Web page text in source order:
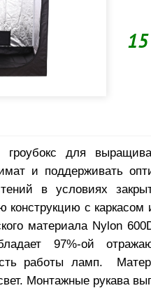
для
и поддерживать
в условиях
конструкцию с каркасом
материала Nylon
97%-ой
работы ламп.
Монтажные рукава